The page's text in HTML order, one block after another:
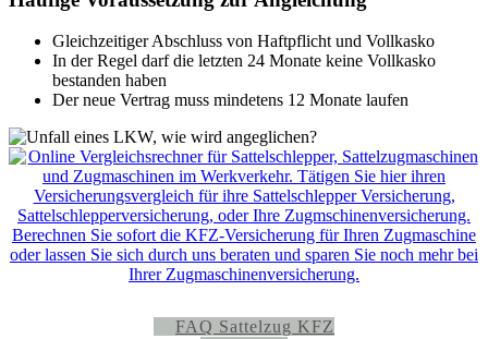
Gleichzeitiger Abschluss von Haftpflicht und Vollkasko
In der Regel darf die letzten 24 Monate keine Vollkasko
bestanden haben
Der neue Vertrag muss mindetens 12 Monate laufen
FAQ Sattelzug KFZ